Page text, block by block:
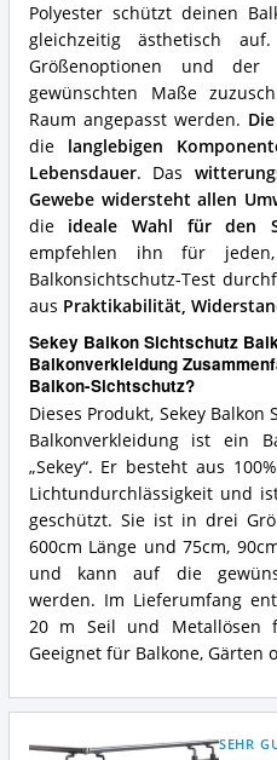
Polyester schützt deinen
gleichzeitig ästhetisch
Größenoptionen und
gewünschten Maße
Raum angepasst werden.
die
langlebigen
Lebensdauer. Das
Gewebe widersteht allen
die ideale Wahl für den
empfehlen ihn für
Balkonsichtschutz-Test
aus Praktikabilität,
Sekey Balkon Sichtschutz
Balkonverkleidung
Balkon-Sichtschutz?
Dieses Produkt, Sekey
Balkonverkleidung ist ein
„Sekey“. Er besteht aus
Lichtundurchlässigkeit und
geschützt. Sie ist in drei
600cm Länge und 75cm,
und kann auf die
werden. Im Lieferumfang
20 m Seil und Metallösen
Geeignet für Balkone, Gärten
SEHR